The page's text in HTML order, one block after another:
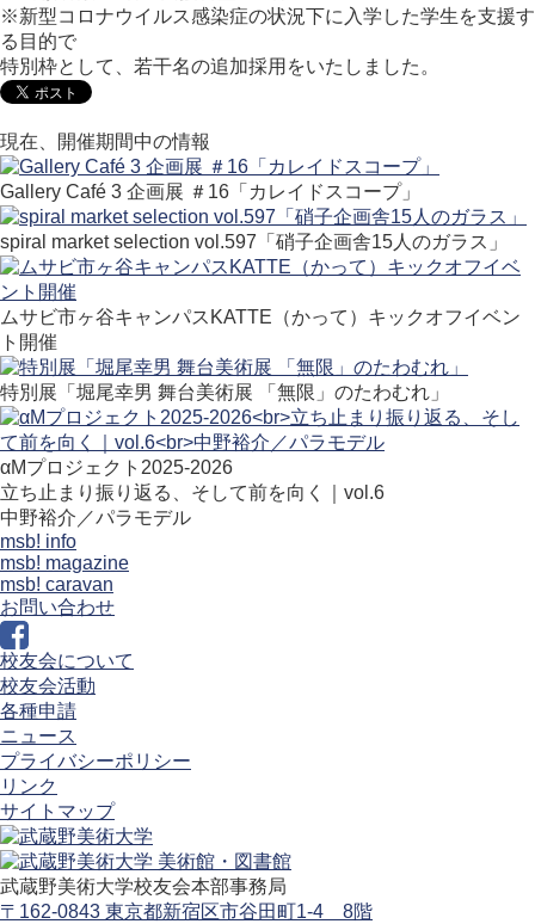
※新型コロナウイルス感染症の状況下に入学した学生を支援す
る目的で
特別枠として、若干名の追加採用をいたしました。
現在、開催期間中の情報
Gallery Café 3 企画展 ＃16「カレイドスコープ」
spiral market selection vol.597「硝子企画舎15人のガラス」
ムサビ市ヶ谷キャンパスKATTE（かって）キックオフイベン
ト開催
特別展「堀尾幸男 舞台美術展 「無限」のたわむれ」
αMプロジェクト2025-2026
立ち止まり振り返る、そして前を向く｜vol.6
中野裕介／パラモデル
msb! info
msb! magazine
msb! caravan
お問い合わせ
校友会について
校友会活動
各種申請
ニュース
プライバシーポリシー
リンク
サイトマップ
武蔵野美術大学校友会本部事務局
〒162-0843 東京都新宿区市谷田町1-4 8階